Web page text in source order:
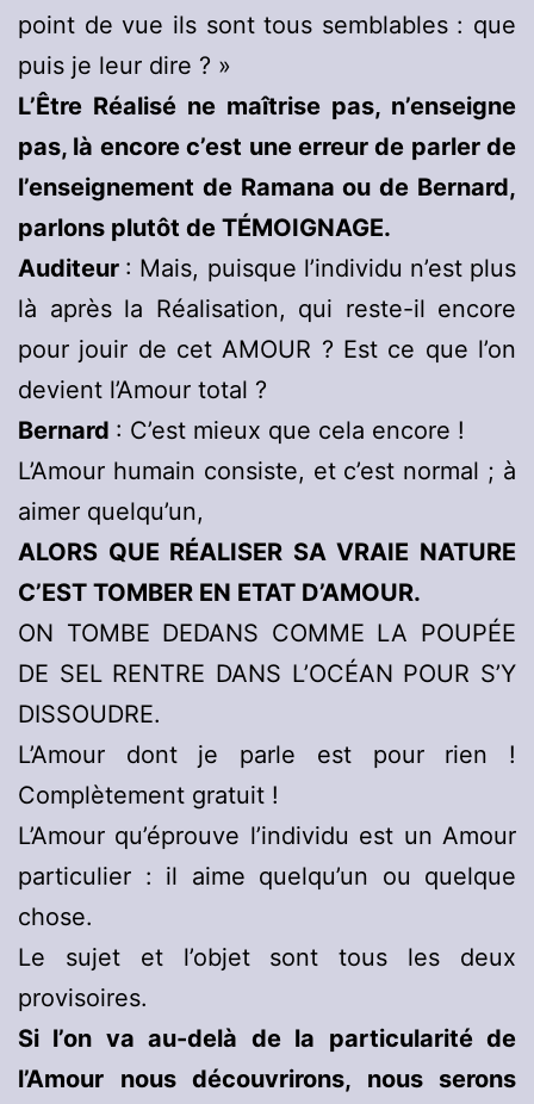
point de vue ils sont tous semblables : que
puis je leur dire ? »
L’Être Réalisé ne maîtrise pas, n’enseigne
pas, là encore c’est une erreur de parler de
l’enseignement de Ramana ou de Bernard,
parlons plutôt de TÉMOIGNAGE.
Auditeur : Mais, puisque l’individu n’est plus
là après la Réalisation, qui reste-il encore
pour jouir de cet AMOUR ? Est ce que l’on
devient l’Amour total ?
Bernard : C’est mieux que cela encore !
L’Amour humain consiste, et c’est normal ; à
aimer quelqu’un,
ALORS QUE RÉALISER SA VRAIE NATURE
C’EST TOMBER EN ETAT D’AMOUR.
ON TOMBE DEDANS COMME LA POUPÉE
DE SEL RENTRE DANS L’OCÉAN POUR S’Y
DISSOUDRE.
L’Amour dont je parle est pour rien !
Complètement gratuit !
L’Amour qu’éprouve l’individu est un Amour
particulier : il aime quelqu’un ou quelque
chose.
Le sujet et l’objet sont tous les deux
provisoires.
Si l’on va au-delà de la particularité de
l’Amour nous découvrirons, nous serons